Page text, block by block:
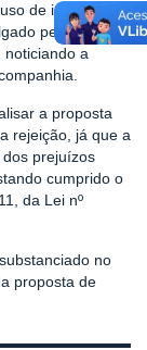
de informação
pela
noticiando a
a proposta
rejeição, já que a
prejuízos
cumprido o
da Lei nº
no
proposta de